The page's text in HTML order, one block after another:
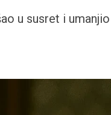
u susret i umanjio